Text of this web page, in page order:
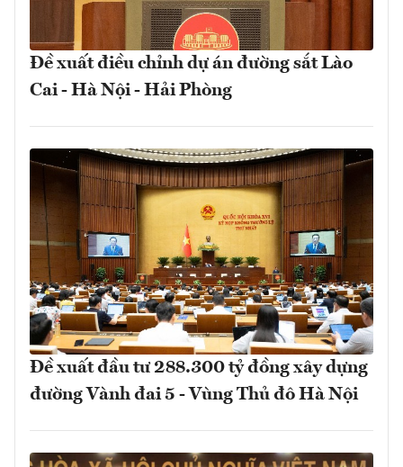
Đề xuất điều chỉnh dự án đường sắt Lào
Cai - Hà Nội - Hải Phòng
Đề xuất đầu tư 288.300 tỷ đồng xây dựng
đường Vành đai 5 - Vùng Thủ đô Hà Nội